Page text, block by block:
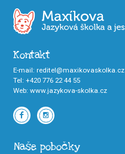
Kontakt
E-mail: reditel@maxikovaskolka.cz
Tel: +420 776 22 44 55
Web: www.jazykova-skolka.cz
Naše pobočky